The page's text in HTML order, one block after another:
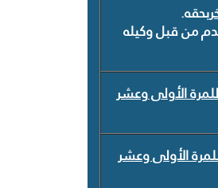
بحقه.
من قبل وكيله
الأولى وعشر
الأولى وعشر